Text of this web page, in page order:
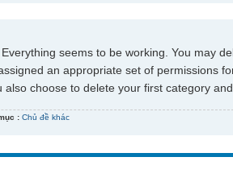
seems to be working. You may
an appropriate set of permissions
choose to delete your first category and
: Chủ đề khác